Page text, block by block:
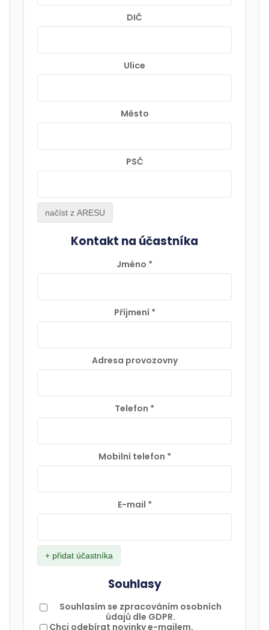
DIČ
Ulice
Město
PSČ
načíst z ARESU
Kontakt na účastníka
Jméno *
Příjmení *
Adresa provozovny
Telefon *
Mobilní telefon *
E-mail *
+ přidat účastníka
Souhlasy
Souhlasím se zpracováním osobních
údajů dle GDPR.
Chci odebírat novinky e-mailem.